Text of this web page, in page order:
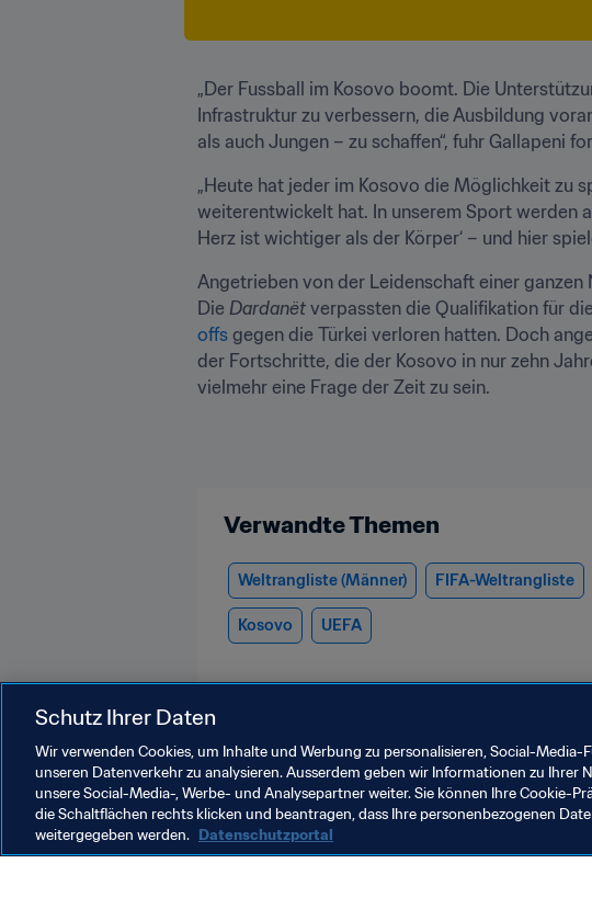
„Der Fussball im Kosovo boomt. Die
Infrastruktur zu verbessern, die Ausbildung
als auch Jungen – zu schaffen“, fuhr Gallapeni
„Heute hat jeder im Kosovo die Möglichkeit zu
weiterentwickelt hat. In unserem Sport werden
Herz ist wichtiger als der Körper‘ – und hier
Angetrieben von der Leidenschaft einer
Die Dardanët verpassten die Qualifikation für
offs gegen die Türkei verloren hatten. Doch
der Fortschritte, die der Kosovo in nur zehn
vielmehr eine Frage der Zeit zu sein.
Verwandte Themen
Weltrangliste (Männer) FIFA-Weltrangliste
Kosovo UEFA
Member Associations
Schutz Ihrer Daten
Wir verwenden Cookies, um Inhalte und Werbung zu personalisieren, Social-
unseren Datenverkehr zu analysieren. Ausserdem geben wir Informationen zu Ihrer
unsere Social-Media-, Werbe- und Analysepartner weiter. Sie können Ihre Cookie-
die Schaltflächen rechts klicken und beantragen, dass Ihre personenbezogenen
weitergegeben werden. Datenschutzportal